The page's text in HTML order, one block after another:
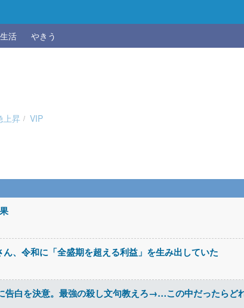
生活 やきう
上昇 VIP
、令和に「全盛期を超える利益」を生み出していた
告白を決意。最強の殺し文句教えろ→…この中だったらど